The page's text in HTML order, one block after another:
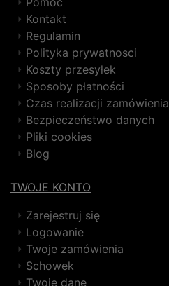
Kontakt
Regulamin
Polityka prywatnosci
Koszty przesyłek
Sposoby płatności
Czas realizacji zamówienia
Bezpieczeństwo danych
Pliki cookies
Blog
TWOJE KONTO
Zarejestruj się
Logowanie
Twoje zamówienia
Schowek
Twoje dane